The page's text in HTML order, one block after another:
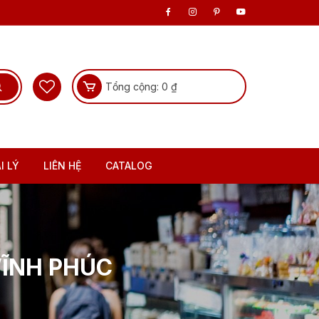
Tổng cộng: 0 ₫
LÝ LIÊN HỆ CATALOG
PHÚC